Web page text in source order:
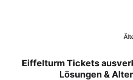
Eiffelturm Tickets
Lösungen &